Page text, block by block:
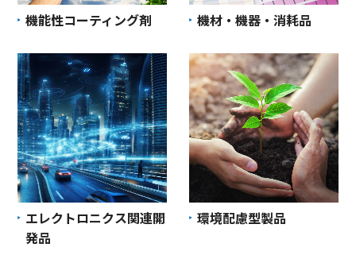
機能性コーティング剤 機材・機器・消耗品
エレクトロニクス関連開
発品
環境配慮型製品